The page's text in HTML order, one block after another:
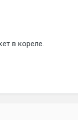
в кореле.